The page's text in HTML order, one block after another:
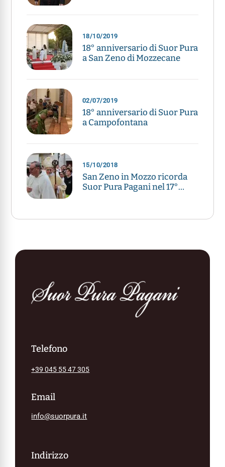
18° anniversario di Suor Pura
a San Zeno di Mozzecane
18/10/2019
18° anniversario di Suor Pura
a Campofontana
02/07/2019
San Zeno in Mozzo ricorda
Suor Pura Pagani nel 17°
15/10/2018
Telefono
+39 045 55 47 305
Email
info@suorpura.it
Indirizzo